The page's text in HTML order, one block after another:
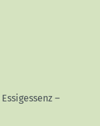
Essigessenz –